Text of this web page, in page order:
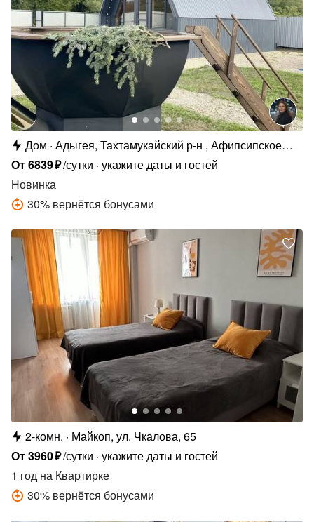
Дом Адыгея, Тахтамукайский р-н , Афипсипское
с.п., аул Хаштук, ул. Хачака, 52
От6839₽/сутки укажите даты и гостей
Новинка
30% вернётся бонусами
2-комн.
Майкоп, ул. Чкалова, 65
От3960₽/сутки укажите даты и гостей
1 год на Квартирке
30% вернётся бонусами